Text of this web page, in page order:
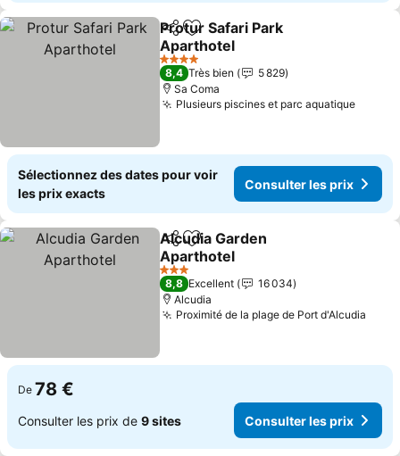
PartagerAjouter à mes favoris
Protur Safari Park
Aparthotel
4 Étoiles
8,4 Très bien
5 829
Sa Coma
Plusieurs piscines et parc aquatique
Sélectionnez des dates pour voir
les prix exacts
Consulter les prix
PartagerAjouter à mes favoris
Alcudia Garden
Aparthotel
3 Étoiles
8,8 Excellent
16 034
Alcudia
Proximité de la plage de Port d'Alcudia
De 78 €
Consulter les prix de 9 sites Consulter les prix